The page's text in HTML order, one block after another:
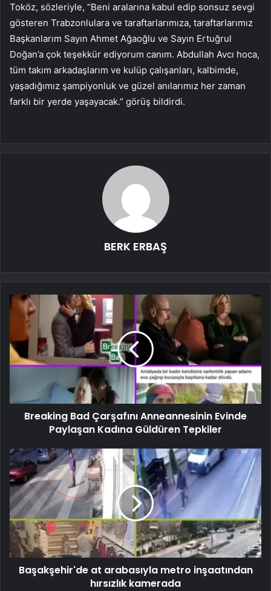
Toköz, sözleriyle, “Beni aralarına kabul edip sonsuz sevgi
gösteren Trabzonlulara ve taraftarlarımıza, taraftarlarımız
Başkanlarım Sayın Ahmet Ağaoğlu ve Sayın Ertuğrul
Doğan’a çok teşekkür ediyorum canım. Abdullah Avcı hoca,
tüm takım arkadaşlarım ve kulüp çalışanları, kalbimde,
yaşadığımız şampiyonluk ve güzel anılarımız her zaman
farklı bir yerde yaşayacak.” görüş bildirdi.
BERK ERBAŞ
Breaking Bad Çarşafını Anneannesinin Evinde
Paylaşan Kadına Güldüren Tepkiler
Başakşehir'de at arabasıyla metro inşaatından
hırsızlık kamerada